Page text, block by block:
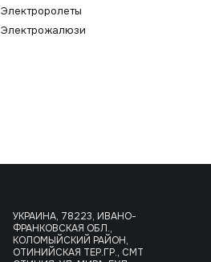
Электроролеты
Электрожалюзи
УКРАИНА, 78223, ИВАНО-
ФРАНКОВСКАЯ ОБЛ.,
КОЛОМЫЙСКИЙ РАЙОН,
ОТИНИЙСКАЯ ТЕР.ГР., СМТ